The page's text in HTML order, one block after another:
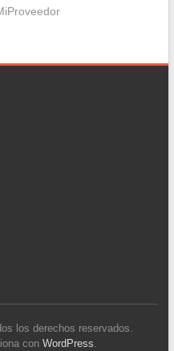
los derechos reservados.
con WordPress.